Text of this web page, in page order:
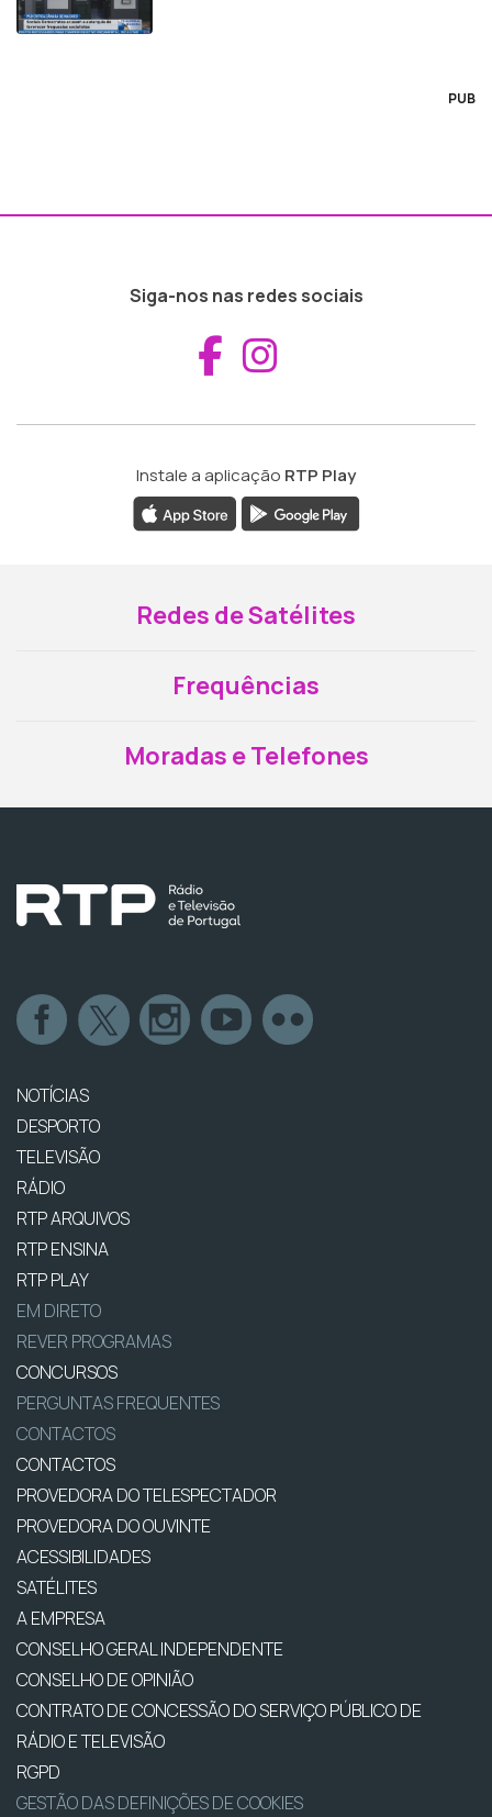
PUB
Siga-nos nas redes sociais
Aceder ao
Instale a aplicação RTP Play
Redes de Satélites
Frequências
Moradas e Telefones
NOTÍCIAS
DESPORTO
TELEVISÃO
RÁDIO
RTP ARQUIVOS
RTP ENSINA
RTP PLAY
EM DIRETO
REVER PROGRAMAS
CONCURSOS
PERGUNTAS FREQUENTES
CONTACTOS
CONTACTOS
PROVEDORA DO TELESPECTADOR
PROVEDORA DO OUVINTE
ACESSIBILIDADES
SATÉLITES
A EMPRESA
CONSELHO GERAL INDEPENDENTE
CONSELHO DE OPINIÃO
CONTRATO DE CONCESSÃO DO SERVIÇO PÚBLICO DE
RÁDIO E TELEVISÃO
RGPD
GESTÃO DAS DEFINIÇÕES DE COOKIES